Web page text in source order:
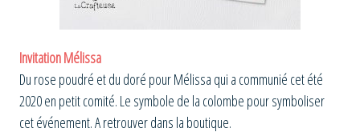
Invitation Mélissa
Du rose poudré et du doré pour Mélissa qui a communié cet été
2020 en petit comité. Le symbole de la colombe pour symboliser
cet événement. A retrouver dans la boutique.